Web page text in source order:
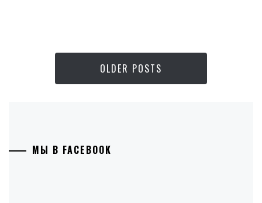
OLDER POSTS
МЫ В FACEBOOK